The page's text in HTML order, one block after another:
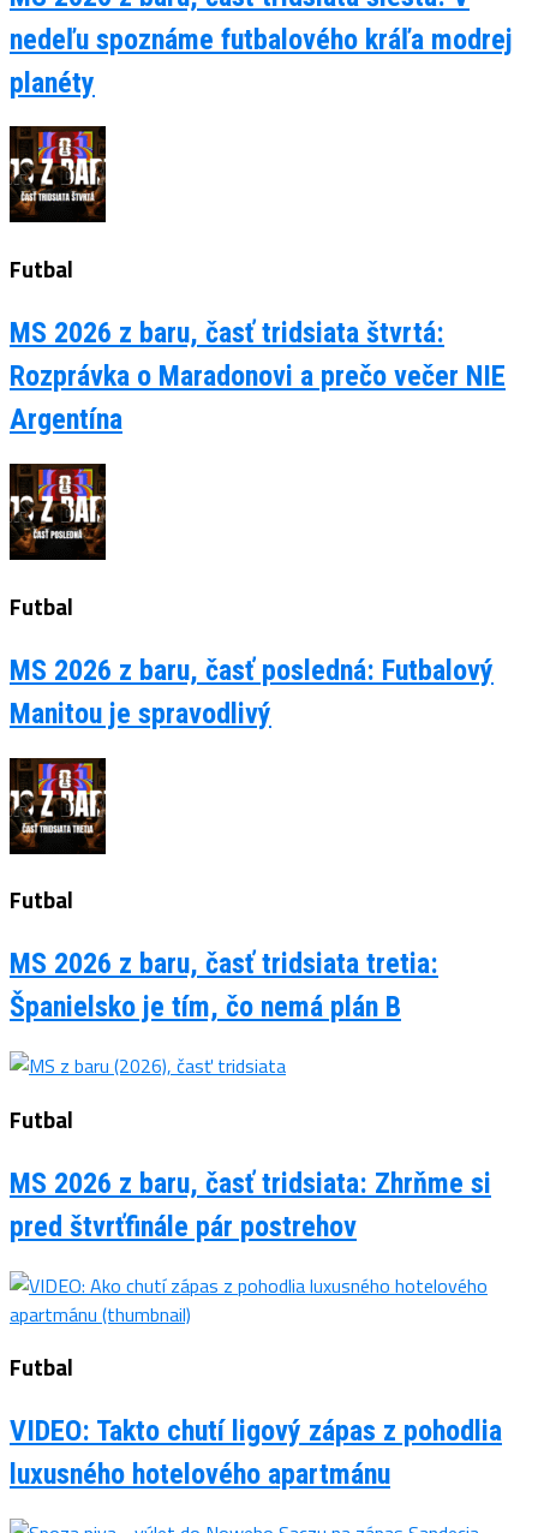
nedeľu spoznáme futbalového kráľa modrej
planéty
Futbal
MS 2026 z baru, časť tridsiata štvrtá:
Rozprávka o Maradonovi a prečo večer NIE
Argentína
Futbal
MS 2026 z baru, časť posledná: Futbalový
Manitou je spravodlivý
Futbal
MS 2026 z baru, časť tridsiata tretia:
Španielsko je tím, čo nemá plán B
Futbal
MS 2026 z baru, časť tridsiata: Zhrňme si
pred štvrťfinále pár postrehov
Futbal
VIDEO: Takto chutí ligový zápas z pohodlia
luxusného hotelového apartmánu